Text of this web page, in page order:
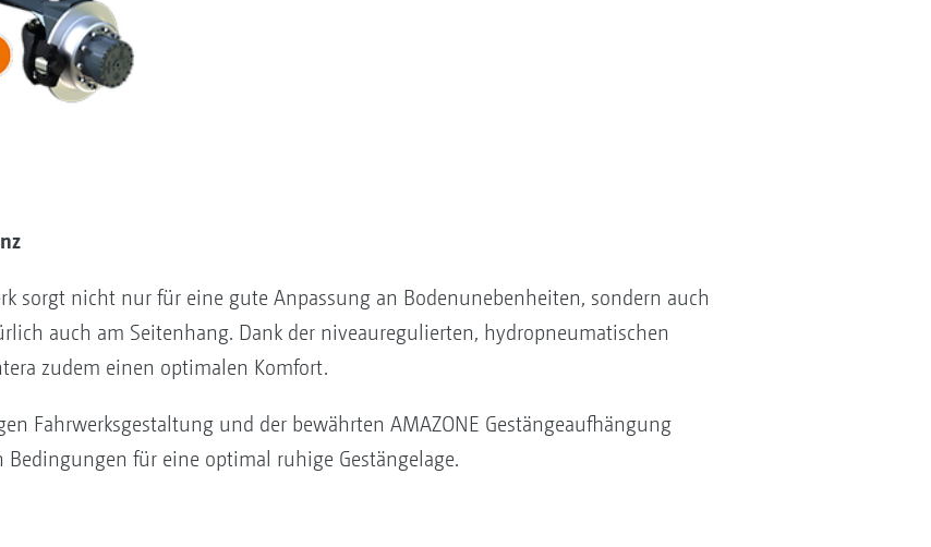
sorgt nicht nur für eine gute Anpassung an Bodenunebenheiten, sondern auch
auch am Seitenhang. Dank der niveauregulierten, hydropneumatischen
zudem einen optimalen Komfort.
Fahrwerksgestaltung und der bewährten AMAZONE Gestängeaufhängung
für eine optimal ruhige Gestängelage.